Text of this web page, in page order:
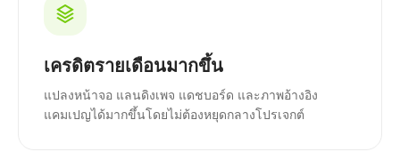
เครดิตรายเดือนมากขึ้น
แปลงหน้าจอ แลนดิงเพจ แดชบอร์ด และภาพอ้างอิง
แคมเปญได้มากขึ้นโดยไม่ต้องหยุดกลางโปรเจกต์